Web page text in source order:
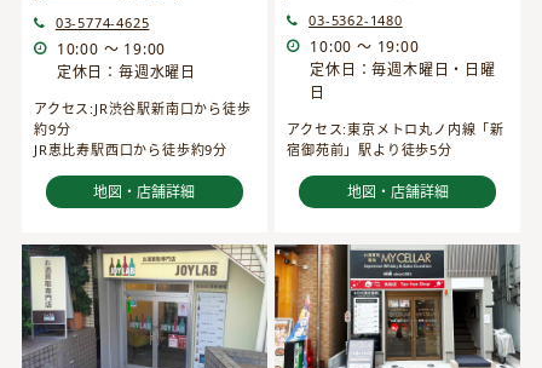
03-5774-4625
10:00 ～ 19:00
定休日：毎週水曜日
アクセス:JR渋谷駅新南口から徒歩
約9分
JR恵比寿駅西口から徒歩約9分
地図・店舗詳細
03-5362-1480
10:00 ～ 19:00
定休日：毎週木曜日・日曜
日
アクセス:東京メトロ丸ノ内線「新
宿御苑前」駅より徒歩5分
地図・店舗詳細